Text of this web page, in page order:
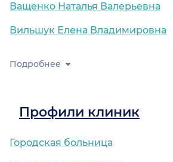
Ващенко Наталья Валерьевна
Вильшук Елена Владимировна
Подробнее
Профили клиник
Городская больница